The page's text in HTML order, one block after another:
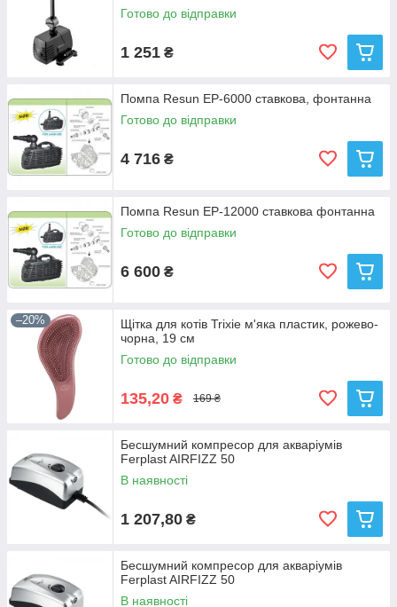
Готово до відправки
1 251 ₴
Помпа Resun EP-6000 ставкова, фонтанна
Готово до відправки
4 716 ₴
Помпа Resun EP-12000 ставкова фонтанна
Готово до відправки
6 600 ₴
–20%
Щітка для котів Trixie м'яка пластик, рожево-
чорна, 19 см
Готово до відправки
135,20 ₴ 169 ₴
Бесшумний компресор для акваріумів
Ferplast AIRFIZZ 50
В наявності
1 207,80 ₴
Бесшумний компресор для акваріумів
Ferplast AIRFIZZ 50
В наявності